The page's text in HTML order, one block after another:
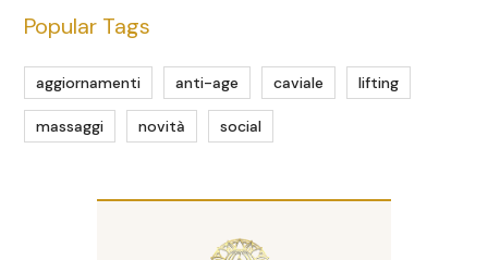
Popular Tags
aggiornamenti anti-age caviale lifting
massaggi novità social